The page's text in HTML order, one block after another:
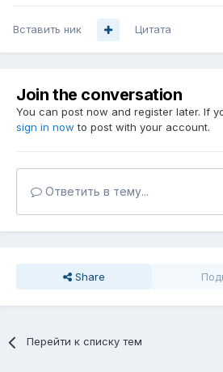
Вставить ник Цитата
Join the conversation
You can post now and register later. If
sign in now to post with your account.
Ответить в тему...
Share
Перейти к списку тем